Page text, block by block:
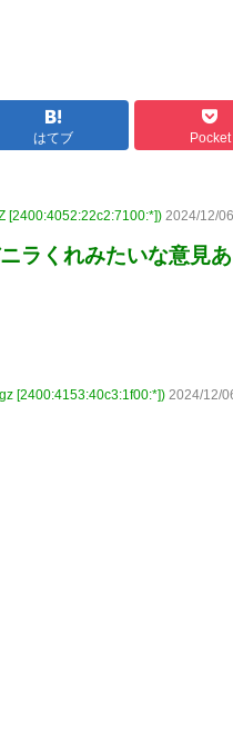
はてブ Pocket
[2400:4052:22c2:7100:*]) 2024/12/
ラくれみたいな意見
[2400:4153:40c3:1f00:*]) 2024/12/